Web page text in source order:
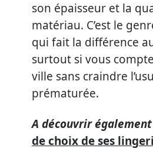
son épaisseur et la
matériau. C’est le
qui fait la différence
surtout si vous
ville sans craindre
prématurée.
A découvrir
de choix de ses